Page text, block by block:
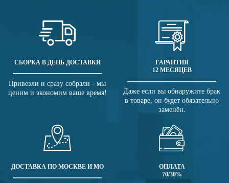
СБОРКА В ДЕНЬ ДОСТАВКИ
Привезли и сразу собрали - мы
ценим и экономим ваше время!
ГАРАНТИЯ
12 МЕСЯЦЕВ
Даже если вы обнаружите брак
в товаре, он будет обязательно
заменён.
ДОСТАВКА ПО МОСКВЕ И МО
ОПЛАТА
70/30%